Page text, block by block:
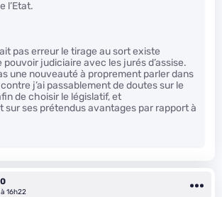
l’Etat.
pas erreur le tirage au sort existe
pouvoir judiciaire avec les jurés d’assise.
une nouveauté à proprement parler dans
j’ai passablement de doutes sur le
de choisir le législatif, et
sur ses prétendus avantages par rapport à
16h22